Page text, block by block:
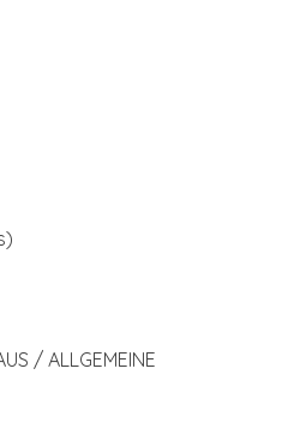
/ ALLGEMEINE